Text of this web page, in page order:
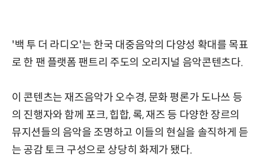
'백 투 더 라디오'는 한국 대중음악의 다양성 확대를 목표
로 한 팬 플랫폼 팬트리 주도의 오리지널 음악콘텐츠다.
이 콘텐츠는 재즈음악가 오수경, 문화 평론가 도나쓰 등
의 진행자와 함께 포크, 힙합, 록, 재즈 등 다양한 장르의
뮤지션들의 음악을 조명하고 이들의 현실을 솔직하게 듣
는 공감 토크 구성으로 상당히 화제가 됐다.